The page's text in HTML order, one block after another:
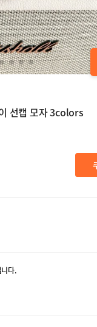
선캡 모자 3colors
다.